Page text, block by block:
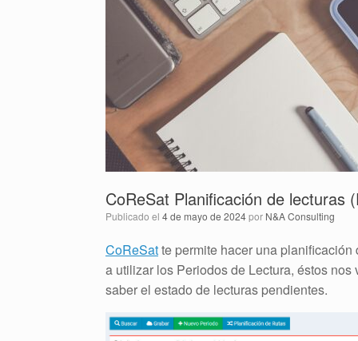
CoReSat Planificación de lecturas
Publicado el 4 de mayo de 2024por N&A Consulting
CoReSatte permite hacer una
a utilizar los Periodos de Lectura, éstos
saber el estado de lecturas pendientes.